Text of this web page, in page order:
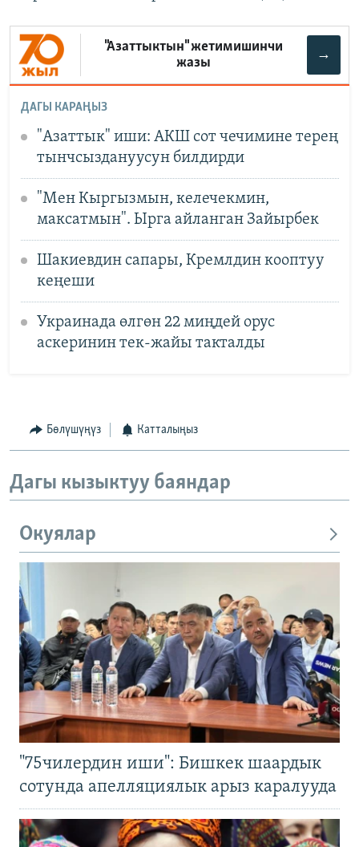
"Азаттыктын" жетимишинчи
жазы
→
ДАГЫ КАРАҢЫЗ
"Азаттык" иши: АКШ сот чечимине терең
тынчсыздануусун билдирди
"Мен Кыргызмын, келечекмин,
максатмын". Ырга айланган Зайырбек
Шакиевдин сапары, Кремлдин кооптуу
кеңеши
Украинада өлгөн 22 миңдей орус
аскеринин тек-жайы такталды
Бөлүшүңүз Катталыңыз
Дагы кызыктуу баяндар
Окуялар
"75чилердин иши": Бишкек шаардык
сотунда апелляциялык арыз каралууда